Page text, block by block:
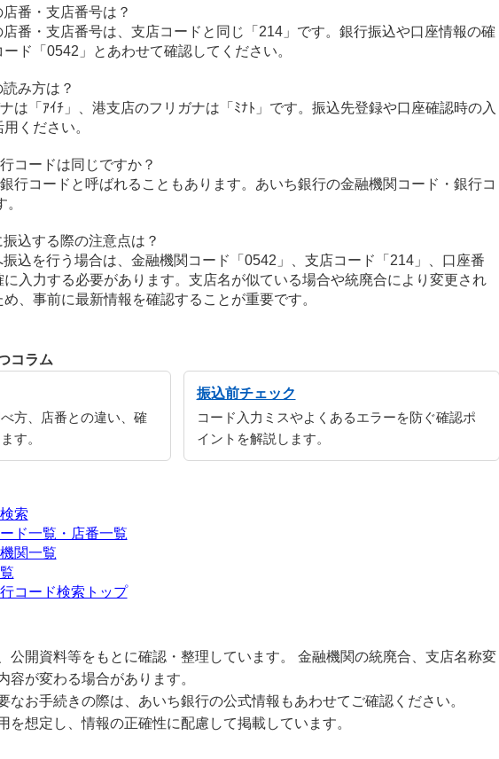
番・支店番号は？
番・支店番号は、支店コードと同じ「214」です。銀行振込や口座情報の確
ド「0542」とあわせて確認してください。
み方は？
は「ｱｲﾁ」、港支店のフリガナは「ﾐﾅﾄ」です。振込先登録や口座確認時の入
ください。
コードは同じですか？
行コードと呼ばれることもあります。あいち銀行の金融機関コード・銀行コ
込する際の注意点は？
込を行う場合は、金融機関コード「0542」、支店コード「214」、口座番
入力する必要があります。支店名が似ている場合や統廃合により変更され
、事前に最新情報を確認することが重要です。
コラム
方、店番との違い、確
す。
振込前チェック
コード入力ミスやよくあるエラーを防ぐ確認ポ
イントを解説します。
索
ド一覧・店番一覧
関一覧
コード検索トップ
公開資料等をもとに確認・整理しています。 金融機関の統廃合、支店名称変
容が変わる場合があります。
なお手続きの際は、あいち銀行の公式情報もあわせてご確認ください。
を想定し、情報の正確性に配慮して掲載しています。